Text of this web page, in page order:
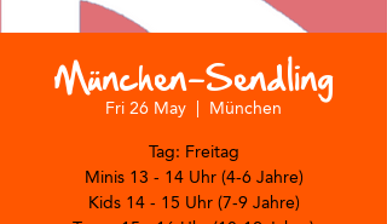
München-Sendling
Fri 26 May München
Tag: Freitag
Minis 13 - 14 Uhr (4-6 Jahre)
Kids 14 - 15 Uhr (7-9 Jahre)